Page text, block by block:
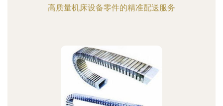
高质量机床设备零件的精准配送服务